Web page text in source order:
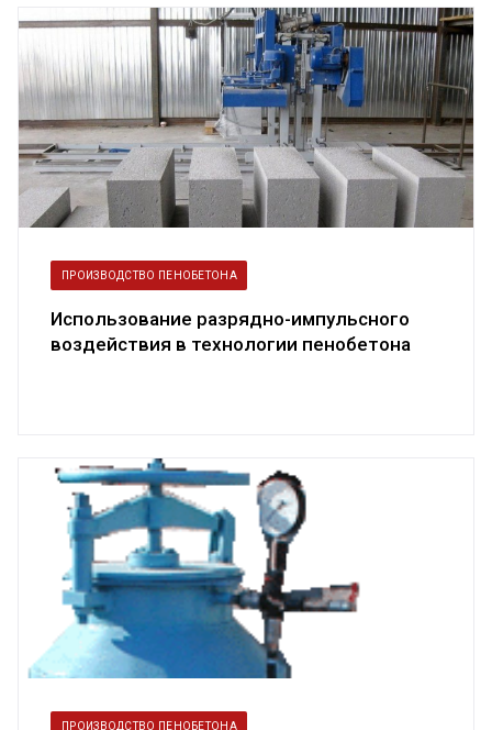
ПРОИЗВОДСТВО ПЕНОБЕТОНА
Использование разрядно-импульсного
воздействия в технологии пенобетона
ПРОИЗВОДСТВО ПЕНОБЕТОНА